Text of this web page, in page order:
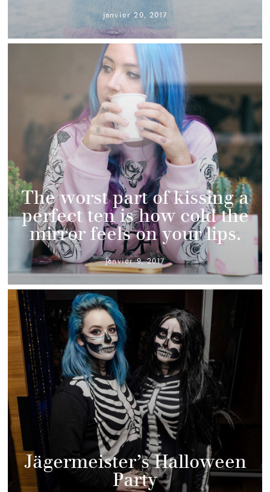
janvier 20, 2017
The worst part of kissing a
perfect ten is how cold the
mirror feels on your lips.
janvier 9, 2017
Jägermeister’s Halloween
Party